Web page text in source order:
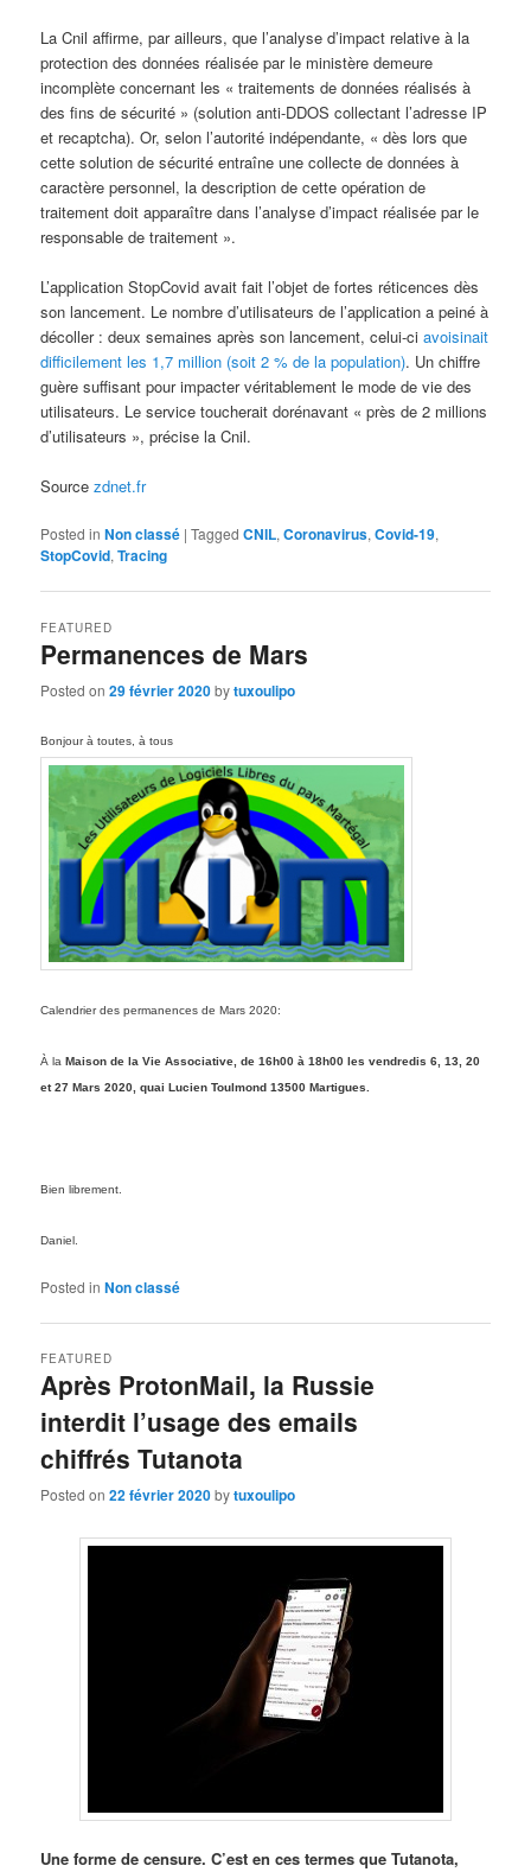
La Cnil affirme, par ailleurs, que l’analyse d’impact relative à la
protection des données réalisée par le ministère demeure
incomplète concernant les « traitements de données réalisés à
des fins de sécurité » (solution anti-DDOS collectant l’adresse IP
et recaptcha). Or, selon l’autorité indépendante, « dès lors que
cette solution de sécurité entraîne une collecte de données à
caractère personnel, la description de cette opération de
traitement doit apparaître dans l’analyse d’impact réalisée par le
responsable de traitement ».
L’application StopCovid avait fait l’objet de fortes réticences dès
son lancement. Le nombre d’utilisateurs de l’application a peiné à
décoller : deux semaines après son lancement, celui-ciavoisinait
difficilement les 1,7 million (soit 2 % de la population). Un chiffre
guère suffisant pour impacter véritablement le mode de vie des
utilisateurs. Le service toucherait dorénavant « près de 2 millions
d’utilisateurs », précise la Cnil.
Sourcezdnet.fr
Posted in Non classé |Tagged CNIL,Coronavirus,Covid-19,
StopCovid,Tracing
Permanences de Mars
FEATURED
Posted on29 février 2020bytuxoulipo
Bonjour à toutes, à tous
Calendrier des permanences de Mars 2020:
À laMaison de la Vie Associative, de 16h00 à 18h00 les vendredis6, 13, 20
et 27 Mars 2020, quai Lucien Toulmond 13500 Martigues.
Bien librement.
Daniel.
Posted in Non classé
Après ProtonMail, la Russie
interdit l’usage des emails
chiffrés Tutanota
FEATURED
Posted on22 février 2020bytuxoulipo
Une forme de censure. C’est en ces termes que Tutanota,